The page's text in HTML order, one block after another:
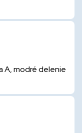
A, modré delenie